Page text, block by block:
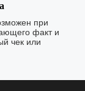
при
факт и
чек или